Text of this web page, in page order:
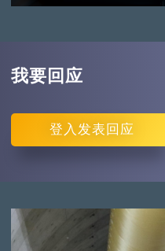
我要回应
登入 发表回应